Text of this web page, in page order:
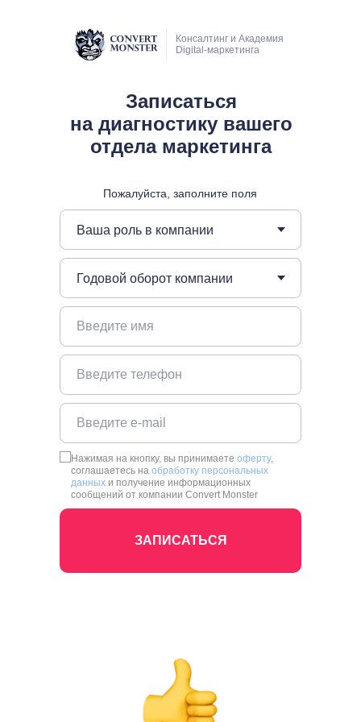
Консалтинг и Академия
Digital-маркетинга
Записаться
на диагностику вашего
отдела маркетинга
Пожалуйста, заполните поля
Нажимая на кнопку, вы принимаете оферту,
соглашаетесь на обработку персональных
данных и получение информационных
сообщений от компании Convert Monster
ЗАПИСАТЬСЯ